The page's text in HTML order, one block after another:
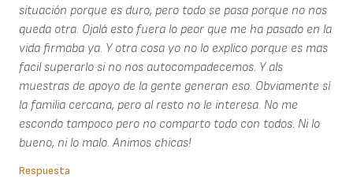
situación porque es duro, pero todo se pasa porque no nos
queda otra. Ojalá esto fuera lo peor que me ha pasado en la
vida firmaba ya. Y otra cosa yo no lo explico porque es mas
facil superarlo si no nos autocompadecemos. Y als
muestras de apoyo de la gente generan eso. Obviamente sí
la familia cercana, pero al resto no le interesa. No me
escondo tampoco pero no comparto todo con todos. Ni lo
bueno, ni lo malo. Animos chicas!
Respuesta